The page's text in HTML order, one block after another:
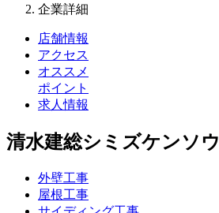
企業詳細
店舗情報
アクセス
オススメ
ポイント
求⼈情報
清水建総シミズケンソウ
外壁工事
屋根工事